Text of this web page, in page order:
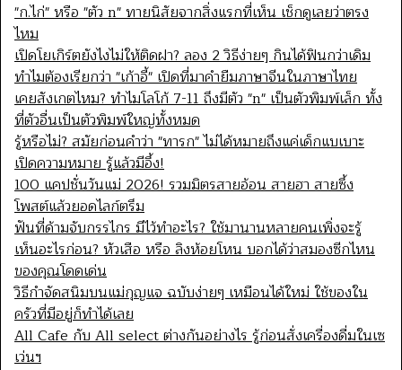
"ก.ไก่" หรือ "ตัว n" ทายนิสัยจากสิ่งแรกที่เห็น เช็กดูเลยว่าตรง
ไหม
เปิดโยเกิร์ตยังไงไม่ให้ติดฝา? ลอง 2 วิธีง่ายๆ กินได้ฟินกว่าเดิม
ทำไมต้องเรียกว่า "เก้าอี้" เปิดที่มาคำยืมภาษาจีนในภาษาไทย
เคยสังเกตไหม? ทำไมโลโก้ 7-11 ถึงมีตัว "n" เป็นตัวพิมพ์เล็ก ทั้ง
ที่ตัวอื่นเป็นตัวพิมพ์ใหญ่ทั้งหมด
รู้หรือไม่? สมัยก่อนคำว่า "ทารก" ไม่ได้หมายถึงแค่เด็กแบเบาะ
เปิดความหมาย รู้แล้วมีอึ้ง!
100 แคปชั่นวันแม่ 2026! รวมมิตรสายอ้อน สายฮา สายซึ้ง
โพสต์แล้วยอดไลก์ตรึม
ฟันที่ด้ามจับกรรไกร มีไว้ทำอะไร? ใช้มานานหลายคนเพิ่งจะรู้
เห็นอะไรก่อน? หัวเสือ หรือ ลิงห้อยโหน บอกได้ว่าสมองซีกไหน
ของคุณโดดเด่น
วิธีกำจัดสนิมบนแม่กุญแจ ฉบับง่ายๆ เหมือนได้ใหม่ ใช้ของใน
ครัวที่มีอยู่ก็ทำได้เลย
All Cafe กับ All select ต่างกันอย่างไร รู้ก่อนสั่งเครื่องดื่มในเซ
เว่นฯ